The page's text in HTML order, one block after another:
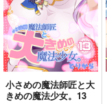
小さめの魔法師匠と大
きめの魔法少女。13